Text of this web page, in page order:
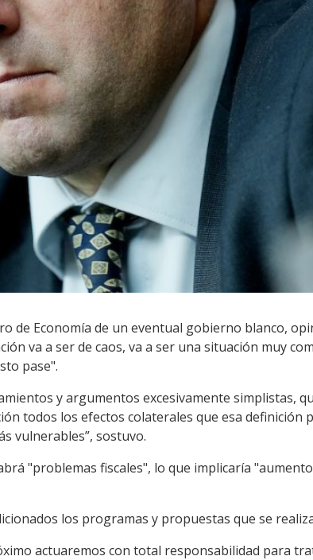
de Economía de un eventual gobierno blanco,
va a ser de caos, va a ser una situación muy
pase".
y argumentos excesivamente simplistas,
todos los efectos colaterales que esa definición
vulnerables”, sostuvo.
"problemas fiscales", lo que implicaría
los programas y propuestas que se
actuaremos con total responsabilidad para